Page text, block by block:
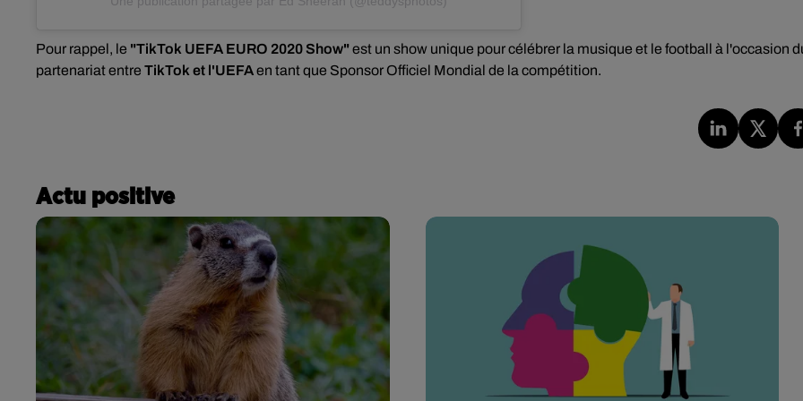
Pour rappel, le "TikTok UEFA EURO 2020 Show"est un show unique pour célébrer la musique et le football à l'occasion
partenariat entre TikTok et l'UEFAen tant que Sponsor Officiel Mondial de la compétition.
Actu positive